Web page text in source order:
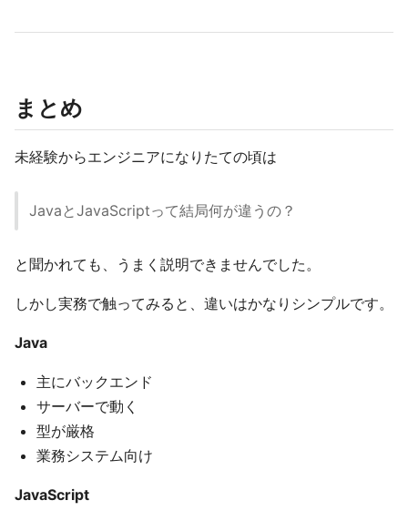
まとめ
未経験からエンジニアになりたての頃は
JavaとJavaScriptって結局何が違うの？
と聞かれても、うまく説明できませんでした。
しかし実務で触ってみると、違いはかなりシンプルです。
Java
主にバックエンド
サーバーで動く
型が厳格
業務システム向け
JavaScript